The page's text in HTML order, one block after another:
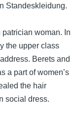
Standeskleidung.
woman. In
the upper class
Berets and
a part of women’s
the hair
social dress.